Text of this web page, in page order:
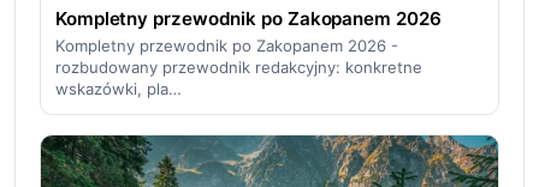
Kompletny przewodnik po Zakopanem 2026
Kompletny przewodnik po Zakopanem 2026 -
rozbudowany przewodnik redakcyjny: konkretne
wskazówki, pla…